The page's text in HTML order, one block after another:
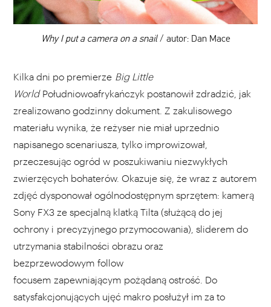
00:00
Why I put a camera on a snail/ autor: Dan Mace
Kilka dni po premierze Big Little
World Południowoafrykańczyk postanowił zdradzić, jak
zrealizowano godzinny dokument. Z zakulisowego
materiału wynika, że reżyser nie miał uprzednio
napisanego scenariusza, tylko improwizował,
przeczesując ogród w poszukiwaniu niezwykłych
zwierzęcych bohaterów. Okazuje się, że wraz z autorem
zdjęć dysponował ogólnodostępnym sprzętem: kamerą
Sony FX3 ze specjalną klatką Tilta (służącą do jej
ochrony i precyzyjnego przymocowania), sliderem do
utrzymania stabilności obrazu oraz
bezprzewodowym follow
focusem zapewniającym pożądaną ostrość. Do
satysfakcjonujących ujęć makro posłużył im za to